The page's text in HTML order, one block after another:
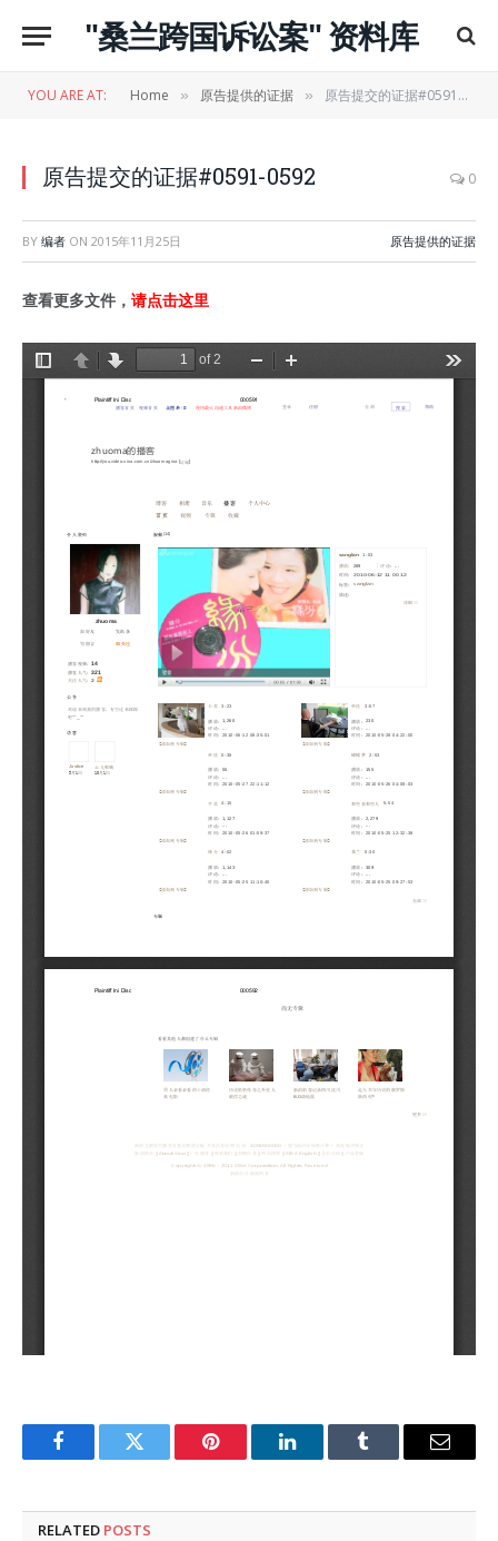
"桑兰跨国诉讼案" 资料库
YOU ARE AT: Home » 原告提供的证据 » 原告提交的证据#0591-0592
原告提交的证据#0591-0592 0
BY 编者 ON 2015年11月25日 原告提供的证据
查看更多文件， 请点击这里
FacebookTwitter Pinterest LinkedInTumblr Email
RELATED POSTS